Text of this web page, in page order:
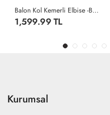
Güpür Detaylı Kot Elbise - Koyu Lacivert
2,299.99 TL
Kurumsal